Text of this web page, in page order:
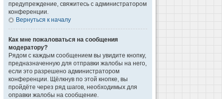
предупреждение, свяжитесь с администратором
конференции.
Вернуться к началу
Как мне пожаловаться на сообщения
модератору?
Рядом с каждым сообщением вы увидите кнопку,
предназначенную для отправки жалобы на него,
если это разрешено администратором
конференции. Щёлкнув по этой кнопке, вы
пройдёте через ряд шагов, необходимых для
оправки жалобы на сообщение.